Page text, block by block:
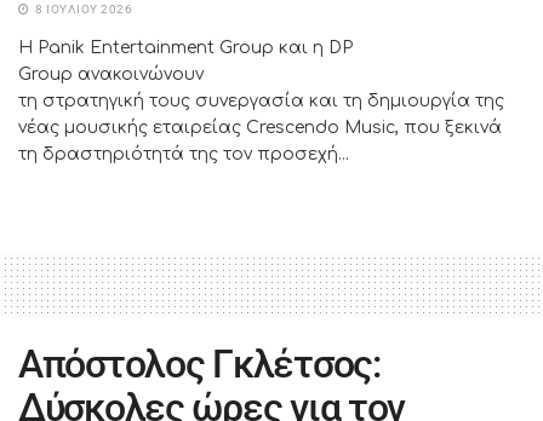
8 ΙΟΥΛΊΟΥ 2026
Η Panik Entertainment Group και η DP
Group ανακοινώνουν
τη στρατηγική τους συνεργασία και τη δημιουργία της
νέας μουσικής εταιρείας Crescendo Music, που ξεκινά
τη δραστηριότητά της τον προσεχή...
Απόστολος Γκλέτσος:
Δύσκολες ώρες για τον